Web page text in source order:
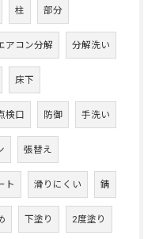
柱 部分
アコン分解 分解洗い
床下
検口 防御 手洗い
張替え
ト 滑りにくい 錆
下塗り 2度塗り